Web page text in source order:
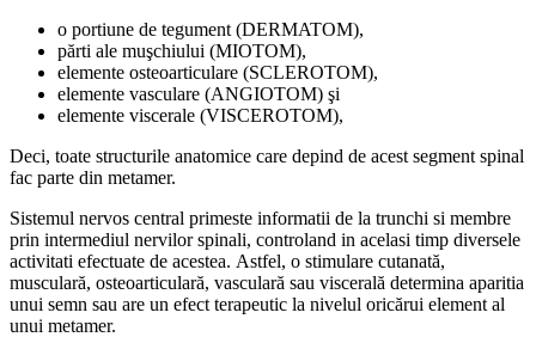
o portiune de tegument (DERMATOM),
părti ale muşchiului (MIOTOM),
elemente osteoarticulare (SCLEROTOM),
elemente vasculare (ANGIOTOM) şi
elemente viscerale (VISCEROTOM),
Deci, toate structurile anatomice care depind de acest segment spinal
fac parte din metamer.
Sistemul nervos central primeste informatii de la trunchi si membre
prin intermediul nervilor spinali, controland in acelasi timp diversele
activitati efectuate de acestea. Astfel, o stimulare cutanată,
musculară, osteoarticulară, vasculară sau viscerală determina aparitia
unui semn sau are un efect terapeutic la nivelul oricărui element al
unui metamer.